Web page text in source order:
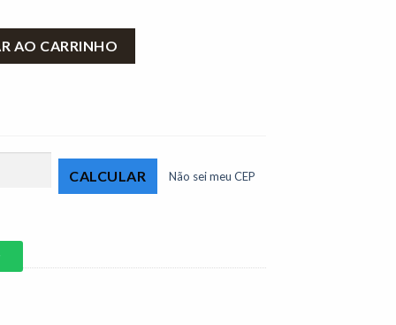
AO CARRINHO
Não sei meu CEP